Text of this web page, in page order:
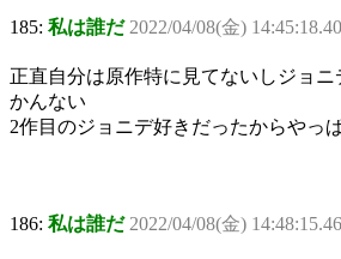
185: 私は誰だ 2022/04/08(金)
正直自分は原作特に見てないしジョ
かんない
2作目のジョニデ好きだったからやっ
186: 私は誰だ 2022/04/08(金)